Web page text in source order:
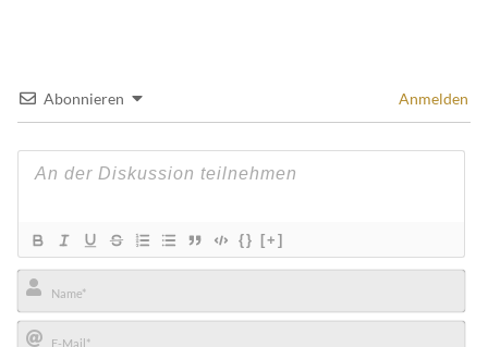
Abonnieren Anmelden
{} [+]
Name*